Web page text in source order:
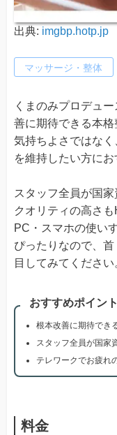
出典: imgbp.hotp.jp
マッサージ・整体
くまのみプロデュ
善に期待できる本
気持ちよさではな
を維持したい方にお
スタッフ全員が国
クオリティの高さ
PC・スマホの使い
ぴったりなので、
目してみてください
おすすめポイント
根本改善に期待でき
スタッフ全員が国家
テレワークでお疲れ
料金